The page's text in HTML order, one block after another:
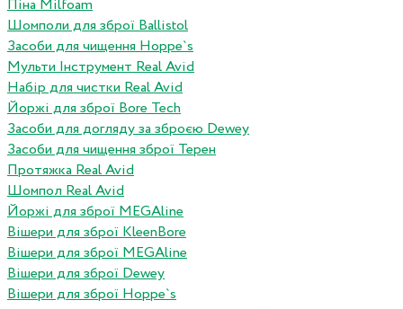
Піна Milfoam
Шомполи для зброї Ballistol
Засоби для чищення Hoppe`s
Мульти Інструмент Real Avid
Набір для чистки Real Avid
Йоржі для зброї Bore Tech
Засоби для догляду за зброєю Dewey
Засоби для чищення зброї Терен
Протяжка Real Avid
Шомпол Real Avid
Йоржі для зброї MEGAline
Вішери для зброї KleenBore
Вішери для зброї MEGAline
Вішери для зброї Dewey
Вішери для зброї Hoppe`s